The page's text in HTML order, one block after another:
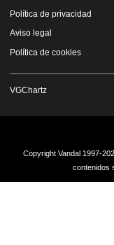
Política de privacidad
Aviso legal
Política de cookies
VGChartz
Copyright Vandal 1997-
contenidos